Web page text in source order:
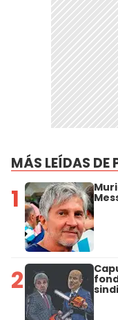
MÁS LEÍDAS DE
1
2